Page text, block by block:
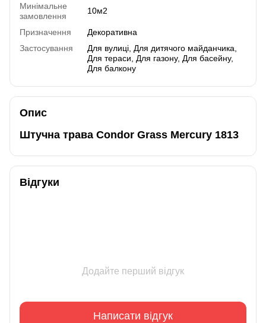
Минімальне
замовлення
10м2
Призначення
Декоративна
Застосування
Для вулиці, Для дитячого майданчика,
Для тераси, Для газону, Для басейну,
Для балкону
Опис
Штучна трава Condor Grass Mercury 1813
Відгуки
Додайте перший відгук
Написати відгук